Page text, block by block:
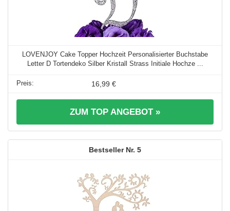
LOVENJOY Cake Topper Hochzeit Personalisierter Buchstabe
Letter D Tortendeko Silber Kristall Strass Initiale Hochze ...
16,99 €
ZUM TOP ANGEBOT »
5